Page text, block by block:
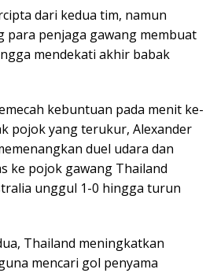
dari kedua tim, namun
para penjaga gawang membuat
mendekati akhir babak
kebuntuan pada menit ke-
pojok yang terukur, Alexander
duel udara dan
ke pojok gawang Thailand
unggul 1-0 hingga turun
Thailand meningkatkan
mencari gol penyama